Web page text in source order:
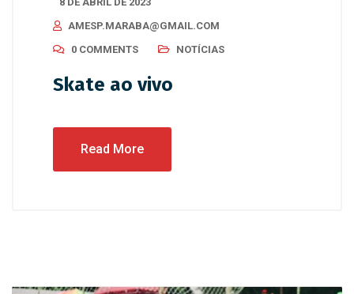
AMESP.MARABA@GMAIL.COM
0 COMMENTS
NOTÍCIAS
Skate ao vivo
Read More